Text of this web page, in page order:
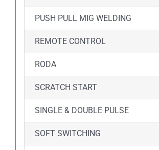
PUSH PULL MIG WELDING
REMOTE CONTROL
RODA
SCRATCH START
SINGLE & DOUBLE PULSE
SOFT SWITCHING